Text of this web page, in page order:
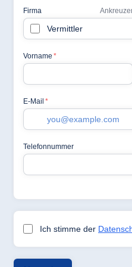
Jolie Ville Resort
& Casino Sharm
El Sheikh
Albanien
Hotel Plaza
Tirana
Bay
Bulgarien
Blue Albena